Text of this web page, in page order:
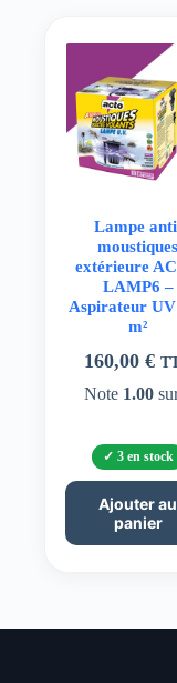
Lampe
moustiques
extérieure
LAMP6 –
Aspirateur UV
m²
160,00€
Note 1.00
3 en stock
Ajouter au
panier